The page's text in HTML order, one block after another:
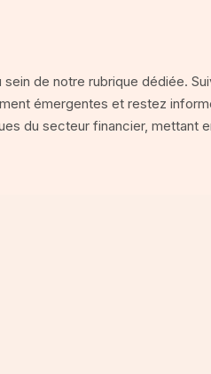
de notre rubrique dédiée.
émergentes et restez
du secteur financier, mettant